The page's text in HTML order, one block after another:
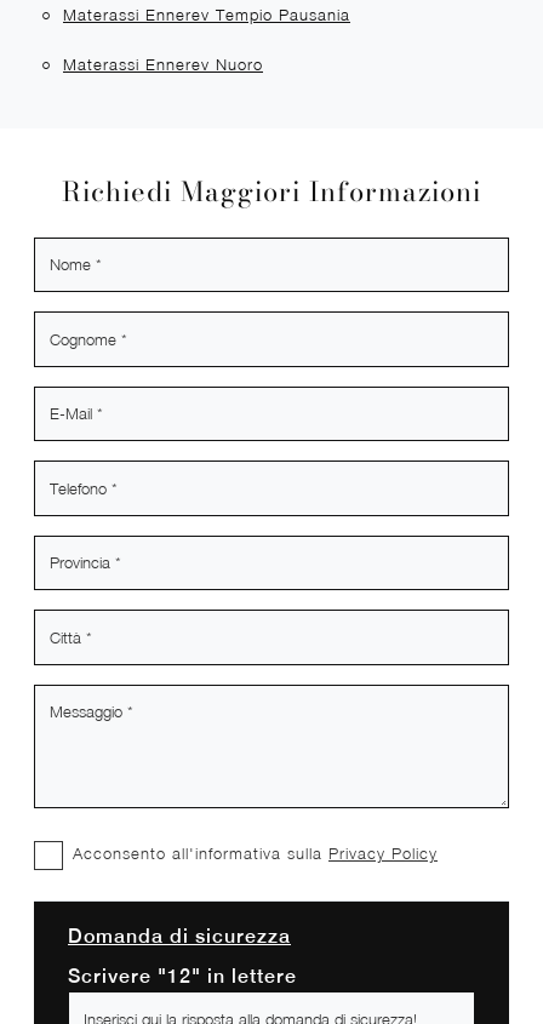
Materassi Ennerev Tempio Pausania
Materassi Ennerev Nuoro
Richiedi Maggiori Informazioni
Acconsento all'informativa sulla Privacy Policy
Domanda di sicurezza
Scrivere "12" in lettere